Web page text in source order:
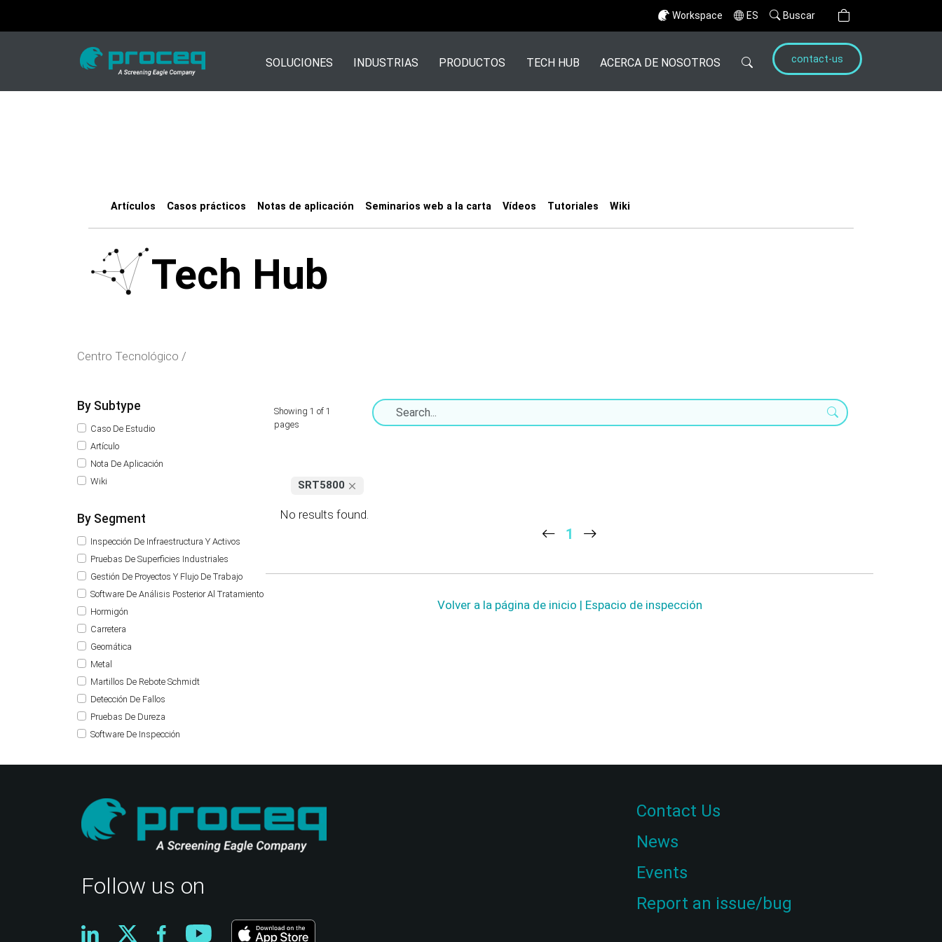
Workspace ES Buscar
SOLUCIONES INDUSTRIAS PRODUCTOS TECH HUB ACERCA DE NOSOTROS contact-us
Artículos Casos prácticos Notas de aplicación Seminarios web a la carta Vídeos Tutoriales Wiki
Tech Hub
Centro Tecnológico /
By Subtype
Caso De Estudio
Artículo
Nota De Aplicación
Wiki
By Segment
Inspección De Infraestructura Y Activos
Pruebas De Superficies Industriales
Gestión De Proyectos Y Flujo De Trabajo
Software De Análisis Posterior Al Tratamiento
Hormigón
Carretera
Geomática
Metal
Martillos De Rebote Schmidt
Detección De Fallos
Pruebas De Dureza
Software De Inspección
Showing 1 of 1
pages
SRT5800
No results found.
1
Volver a la página de inicio | Espacio de inspección
Follow us on
Contact Us
News
Events
Report an issue/bug